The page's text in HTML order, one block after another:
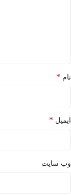
نام *
ایمیل *
وب‌ سایت